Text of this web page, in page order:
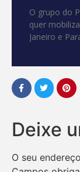
O grupo do
quer
Janeiro e
Deixe
O seu